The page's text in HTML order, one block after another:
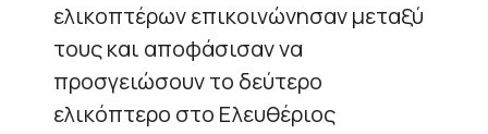
ελικοπτέρων επικοινώνησαν μεταξύ
τους και αποφάσισαν να
προσγειώσουν το δεύτερο
ελικόπτερο στο Ελευθέριος